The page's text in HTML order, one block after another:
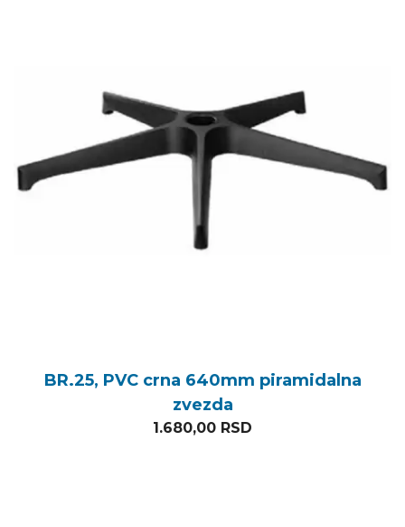
BR.25, PVC crna 640mm piramidalna
zvezda
1.680,00 RSD